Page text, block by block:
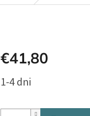
€41,80
cena:
1-4 dni